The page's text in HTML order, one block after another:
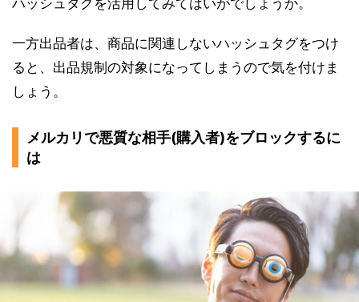
ハッシュタグを活用してみてはいがでしょうか。
一方出品者は、商品に関連しないハッシュタグをつけ
ると、出品規制の対象になってしまうので気を付けま
しょう。
メルカリで悪質な相手(購入者)をブロックするに
は